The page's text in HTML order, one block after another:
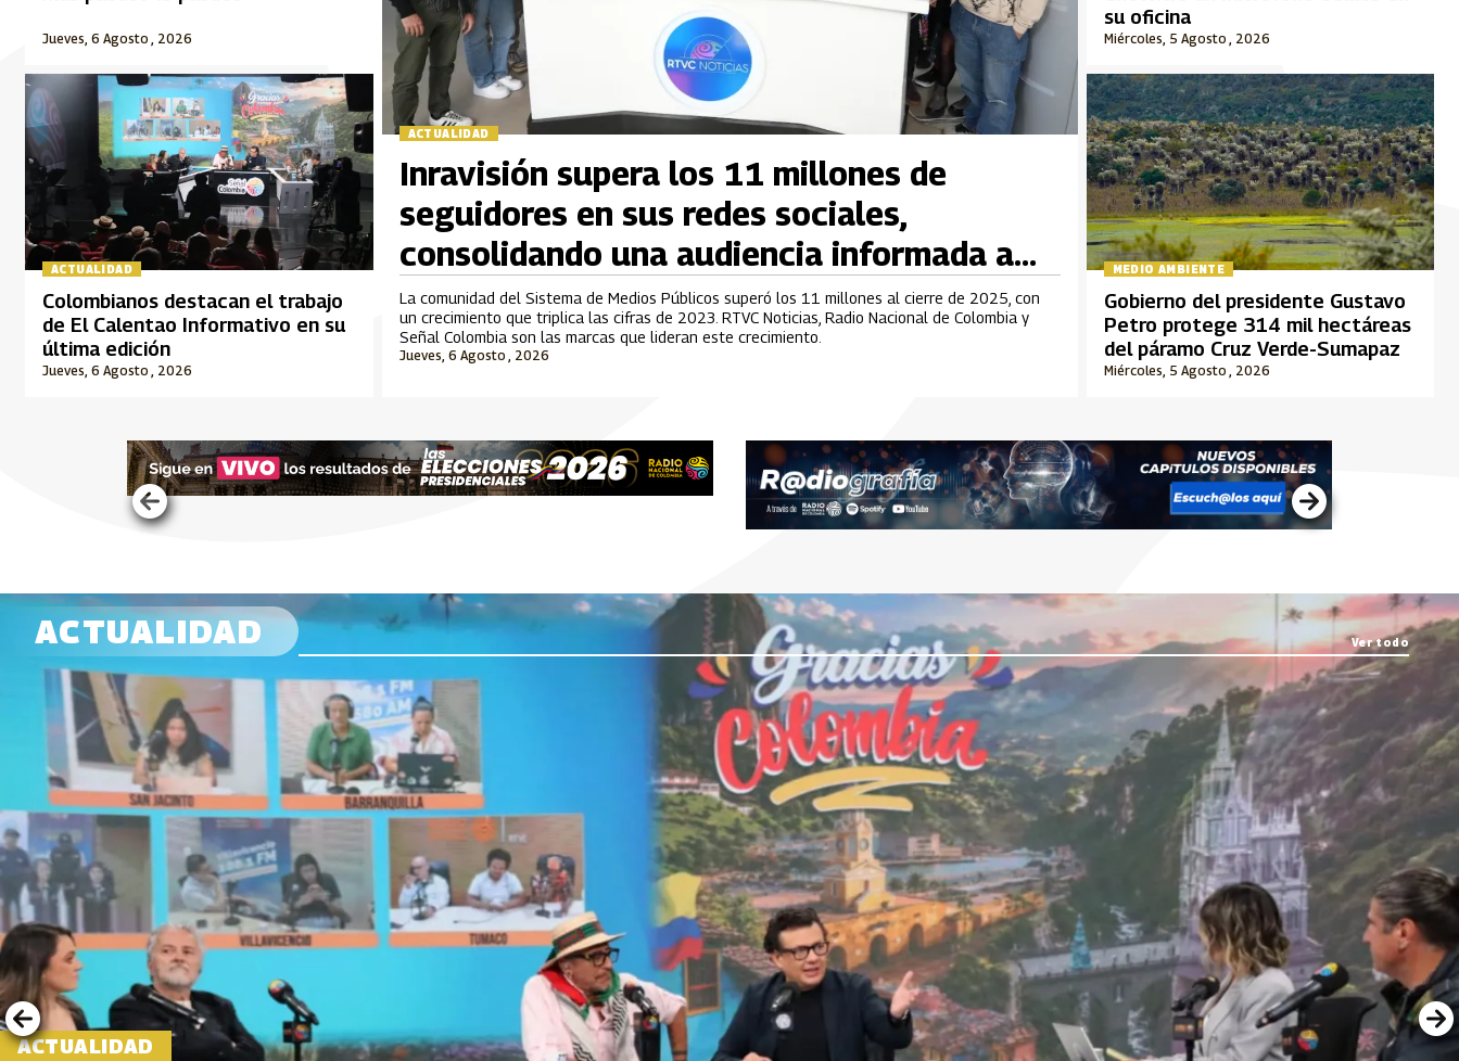
ACTUALIDAD
La comunidad del Sistema de Medios Públicos superó los 11 millones al cierre de 2025, con
un crecimiento que triplica las cifras de 2023. RTVC Noticias, Radio Nacional de Colombia y
Señal Colombia son las marcas que lideran este crecimiento.
Jueves, 6 Agosto , 2026
Inravisión supera los 11 millones de
seguidores en sus redes sociales,
consolidando una audiencia informada a
través del Sistema de Medios Públicos
Jueves, 6 Agosto , 2026
ACTUALIDAD
Jueves, 6 Agosto , 2026
Colombianos destacan el trabajo
de El Calentao Informativo en su
última edición
Miércoles, 5 Agosto , 2026
su oficina
MEDIO AMBIENTE
Miércoles, 5 Agosto , 2026
Gobierno del presidente Gustavo
Petro protege 314 mil hectáreas
del páramo Cruz Verde-Sumapaz
ACTUALIDAD Ver todo
ACTUALIDAD